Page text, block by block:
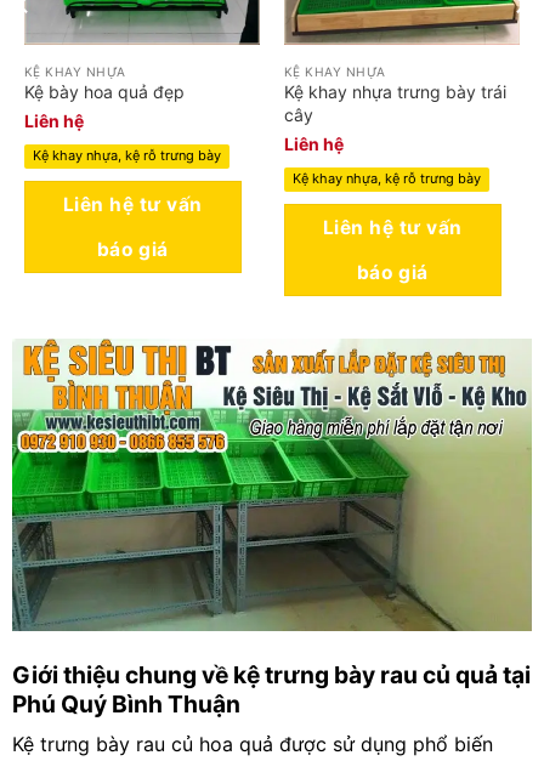
KỆ KHAY NHỰA
Kệ bày hoa quả đẹp
Liên hệ
Kệ khay nhựa, kệ rỗ trưng bày
Liên hệ tư vấn
báo giá
KỆ KHAY NHỰA
Kệ khay nhựa trưng bày trái
cây
Liên hệ
Kệ khay nhựa, kệ rỗ trưng bày
Liên hệ tư vấn
báo giá
Giới thiệu chung về kệ trưng bày rau củ quả tại
Phú Quý Bình Thuận
Kệ trưng bày rau củ hoa quả được sử dụng phổ biến